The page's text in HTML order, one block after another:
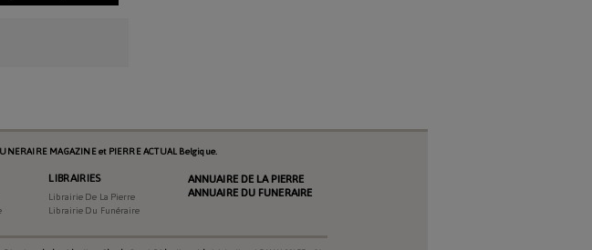
MAGAZINE et PIERRE ACTUAL Belgique.
LIBRAIRIES
Librairie De La Pierre
Librairie Du Funéraire
ANNUAIRE DE LA PIERRE
ANNUAIRE DU FUNERAIRE